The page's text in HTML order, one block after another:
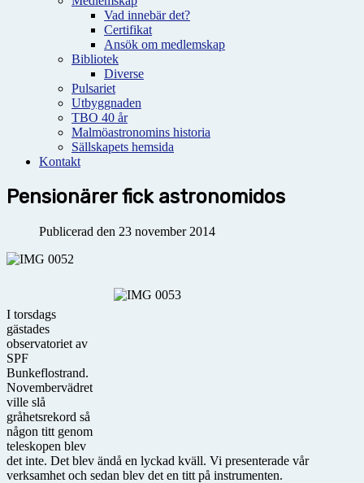
Vad innebär det?
Certifikat
Ansök om medlemskap
Bibliotek
Diverse
Pulsariet
Utbyggnaden
TBO 40 år
Malmöastronomins historia
Sällskapets hemsida
Kontakt
Pensionärer fick astronomidos
Publicerad den 23 november 2014
I torsdags
gästades
observatoriet av
SPF
Bunkeflostrand.
Novembervädret
ville slå
gråhetsrekord så
någon titt genom
teleskopen blev
det inte. Det blev ändå en lyckad kväll. Vi presenterade vår
verksamhet och sedan blev det en titt på instrumenten.